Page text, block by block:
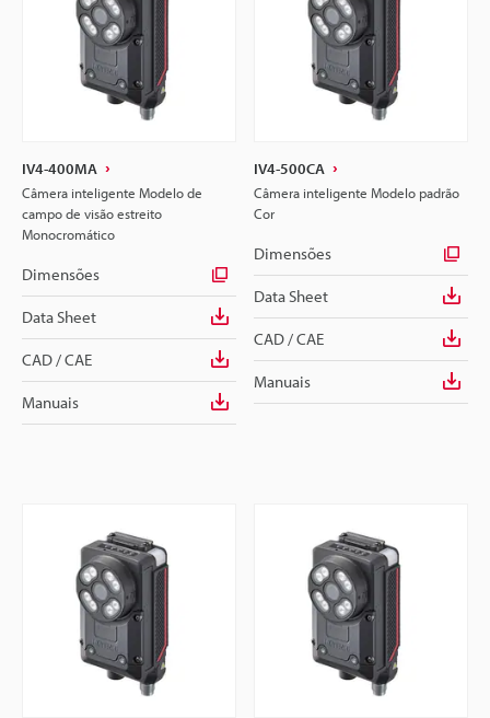
IV4-400MA
Câmera inteligente Modelo de
campo de visão estreito
Monocromático
Dimensões
Data Sheet
CAD / CAE
Manuais
IV4-500CA
Câmera inteligente Modelo padrão
Cor
Dimensões
Data Sheet
CAD / CAE
Manuais